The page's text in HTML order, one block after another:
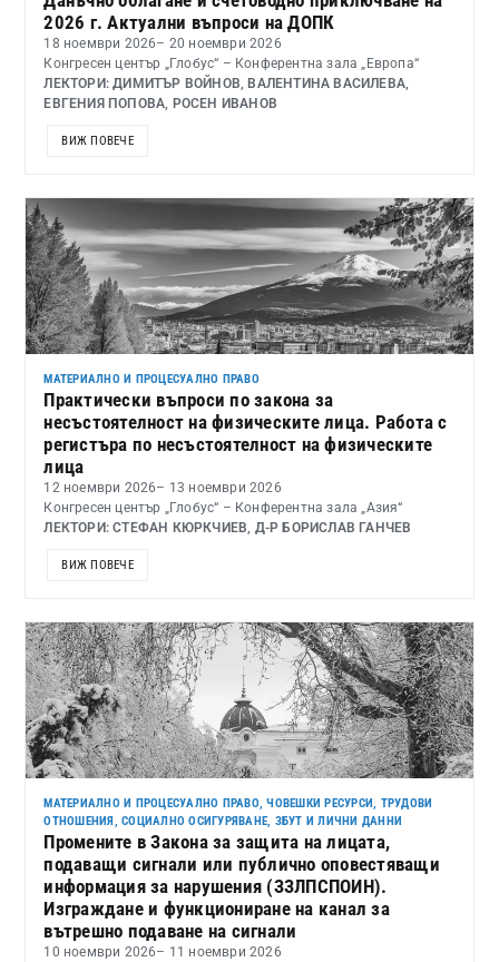
2026 г. Актуални въпроси на ДОПК
18 ноември 2026– 20 ноември 2026
Конгресен център „Глобус“ – Конферентна зала „Европа“
ЛЕКТОРИ: ДИМИТЪР ВОЙНОВ, ВАЛЕНТИНА ВАСИЛЕВА,
ЕВГЕНИЯ ПОПОВА, РОСЕН ИВАНОВ
ВИЖ ПОВЕЧЕ
МАТЕРИАЛНО И ПРОЦЕСУАЛНО ПРАВО
Практически въпроси по закона за
несъстоятелност на физическите лица. Работа с
регистъра по несъстоятелност на физическите
лица
12 ноември 2026– 13 ноември 2026
Конгресен център „Глобус“ – Конферентна зала „Азия“
ЛЕКТОРИ: СТЕФАН КЮРКЧИЕВ, Д-Р БОРИСЛАВ ГАНЧЕВ
ВИЖ ПОВЕЧЕ
МАТЕРИАЛНО И ПРОЦЕСУАЛНО ПРАВО,ЧОВЕШКИ РЕСУРСИ, ТРУДОВИ
ОТНОШЕНИЯ, СОЦИАЛНО ОСИГУРЯВАНЕ, ЗБУТ И ЛИЧНИ ДАННИ
Промените в Закона за защита на лицата,
подаващи сигнали или публично оповестяващи
информация за нарушения (ЗЗЛПСПОИН).
Изграждане и функциониране на канал за
вътрешно подаване на сигнали
10 ноември 2026– 11 ноември 2026